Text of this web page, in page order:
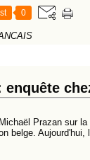
0
enquête
Prazan sur
belge.